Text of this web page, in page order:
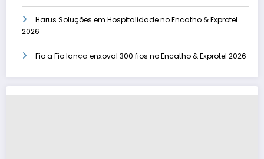
Harus Soluções em Hospitalidade no Encatho & Exprotel
2026
Fio a Fio lança enxoval 300 fios no Encatho & Exprotel 2026